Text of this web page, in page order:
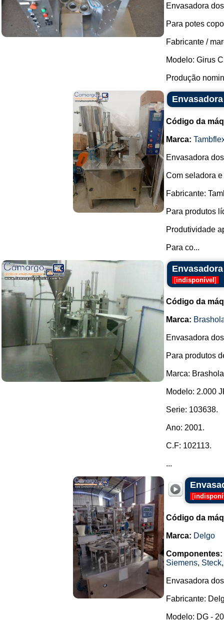
Envasadora
Para potes
Fabricante /
Modelo: Girus
Produção
Código da
Marca:
Envasadora
Com seladora e
Fabricante:
Para produtos
Produtividade
Para co...
[indisponível ]
Código da
Marca:
Envasadora
Para produtos
Marca:
Modelo: 2.000
Serie: 103638.
Ano: 2001.
C.F: 102113.
...
[
Código da
Marca: Delgo
Componentes:
Siemens, Steck
Envasadora
Fabricante:
Modelo: DG -